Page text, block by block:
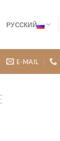
РУССКИЙ
E-MAIL